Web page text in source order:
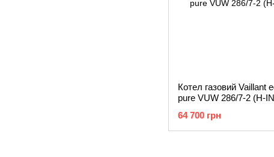
Котел газовий Vaillant
pure VUW 286/7-2 (H-
64 700 грн